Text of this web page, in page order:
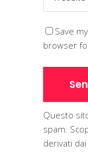
Save
browser
Questo
spam.
derivati